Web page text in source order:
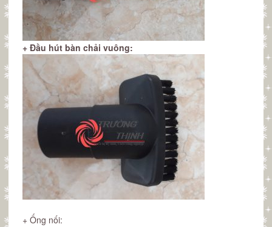
+ Đầu hút bàn chải vuông:
+ Ống nối: